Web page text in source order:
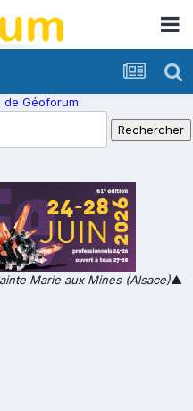
Géoforum.
Marie aux Mines (Alsace)▲